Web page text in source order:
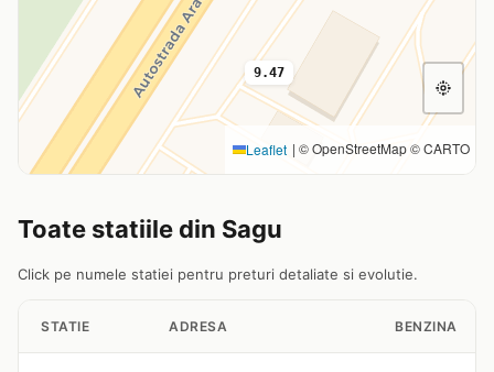
9.47
Leaflet | © OpenStreetMap © CARTO
Toate statiile din Sagu
Click pe numele statiei pentru preturi detaliate si evolutie.
STATIE ADRESA BENZINA